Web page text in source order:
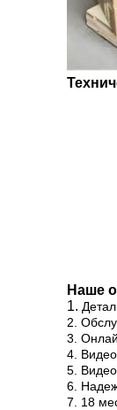
Наше
1.
2.
3.
4.
5.
6.
7. 18